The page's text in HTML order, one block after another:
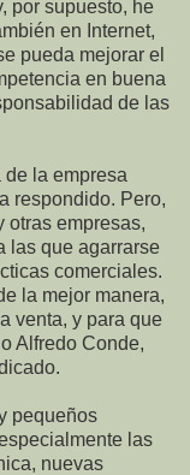
por supuesto, he
en Internet,
pueda mejorar el
en buena
de las
de la empresa
respondido. Pero,
otras empresas,
las que agarrarse
comerciales.
la mejor manera,
venta, y para que
Alfredo Conde,
pequeños
las
nuevas